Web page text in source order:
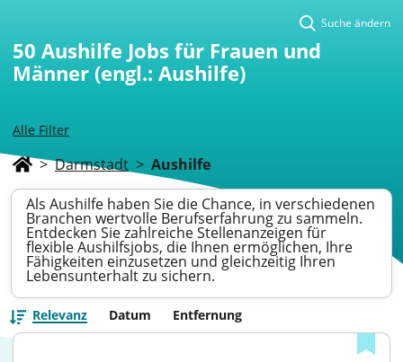
Alle Filter
Suche ändern
50 Aushilfe Jobs für Frauen und
Männer (engl.: Aushilfe)
> Darmstadt > Aushilfe
Als Aushilfe haben Sie die Chance, in verschiedenen
Branchen wertvolle Berufserfahrung zu sammeln.
Entdecken Sie zahlreiche Stellenanzeigen für
flexible Aushilfsjobs, die Ihnen ermöglichen, Ihre
Fähigkeiten einzusetzen und gleichzeitig Ihren
Lebensunterhalt zu sichern.
Relevanz Datum Entfernung